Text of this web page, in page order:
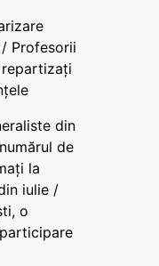
Profesorii
din
de
la
iulie /
o